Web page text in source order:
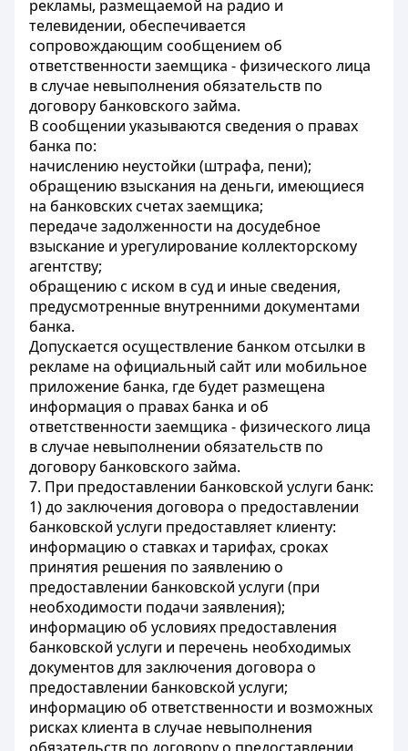
рекламы, размещаемой на радио и
телевидении, обеспечивается
сопровождающим сообщением об
ответственности заемщика - физического лица
в случае невыполнения обязательств по
договору банковского займа.
В сообщении указываются сведения о правах
банка по:
начислению неустойки (штрафа, пени);
обращению взыскания на деньги, имеющиеся
на банковских счетах заемщика;
передаче задолженности на досудебное
взыскание и урегулирование коллекторскому
агентству;
обращению с иском в суд и иные сведения,
предусмотренные внутренними документами
банка.
Допускается осуществление банком отсылки в
рекламе на официальный сайт или мобильное
приложение банка, где будет размещена
информация о правах банка и об
ответственности заемщика - физического лица
в случае невыполнении обязательств по
договору банковского займа.
7. При предоставлении банковской услуги банк:
1) до заключения договора о предоставлении
банковской услуги предоставляет клиенту:
информацию о ставках и тарифах, сроках
принятия решения по заявлению о
предоставлении банковской услуги (при
необходимости подачи заявления);
информацию об условиях предоставления
банковской услуги и перечень необходимых
документов для заключения договора о
предоставлении банковской услуги;
информацию об ответственности и возможных
рисках клиента в случае невыполнения